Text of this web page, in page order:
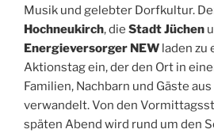
Musik und gelebter Dorfkultur.
Hochneukirch, die Stadt Jüchen
Energieversorger NEW laden zu
Aktionstag ein, der den Ort in
Familien, Nachbarn und Gäste
verwandelt. Von den
späten Abend wird rund um den